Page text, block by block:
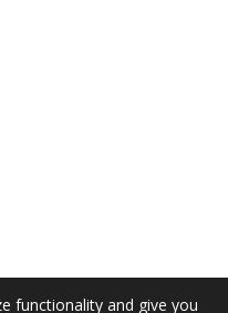
functionality and give you